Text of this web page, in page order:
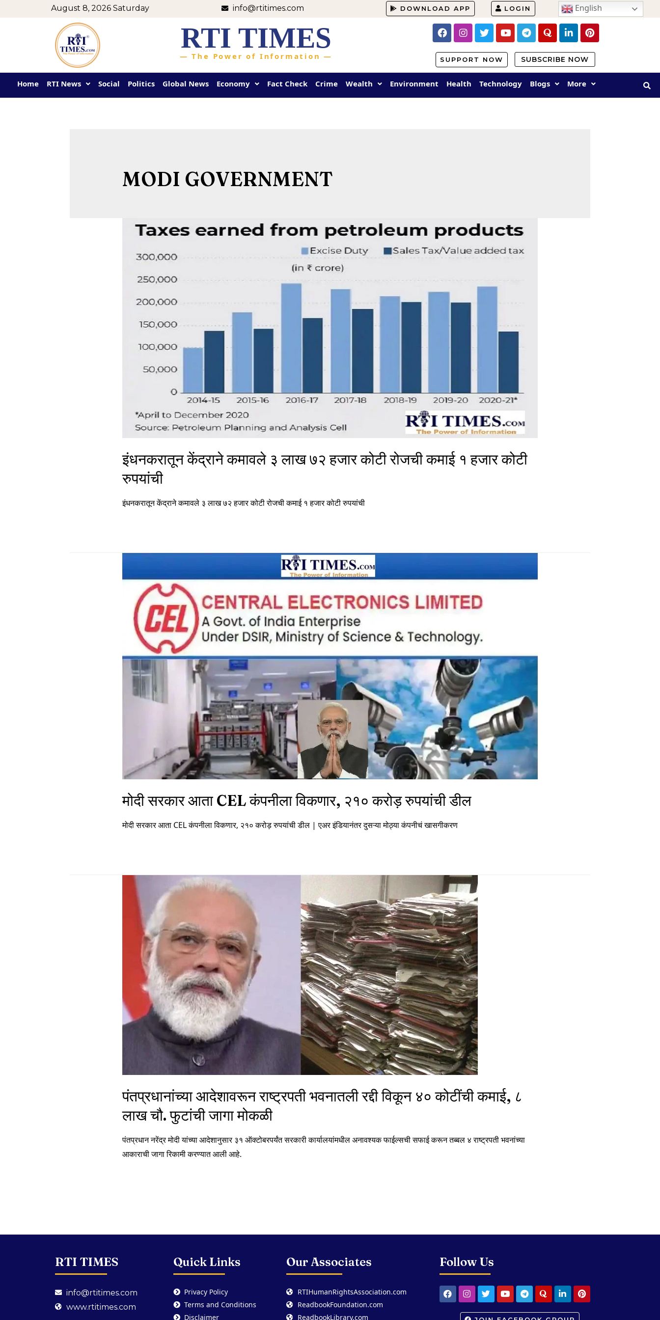
August 8, 2026 Saturday info@rtitimes.com DOWNLOAD APP LOGIN English
RTI TIMES
— The Power of Information — SUPPORT NOW SUBSCRIBE NOW
Home RTI News Social Politics Global News Economy Fact Check Crime Wealth Environment Health Technology Blogs More
MODI GOVERNMENT
इंधनकरातून केंद्राने कमावले ३ लाख ७२ हजार कोटी रोजची कमाई १ हजार कोटी
रुपयांची
इंधनकरातून केंद्राने कमावले ३ लाख ७२ हजार कोटी रोजची कमाई १ हजार कोटी रुपयांची
मोदी सरकार आता CEL कंपनीला विकणार, २१० करोड़ रुपयांची डील
मोदी सरकार आता CEL कंपनीला विकणार, २१० करोड़ रुपयांची डील | एअर इंडियानंतर दुसऱ्या मोठ्या कंपनीचं खासगीकरण
पंतप्रधानांच्या आदेशावरून राष्ट्रपती भवनातली रद्दी विकून ४० कोटींची कमाई, ८
लाख चौ. फुटांची जागा मोकळी
पंतप्रधान नरेंद्र मोदी यांच्या आदेशानुसार ३१ ऑक्टोबरपर्यंत सरकारी कार्यालयांमधील अनावश्यक फाईल्सची सफाई करून तब्बल ४ राष्ट्रपती भवनांच्या
आकाराची जागा रिकामी करण्यात आली आहे.
RTI TIMES
info@rtitimes.com
www.rtitimes.com
Quick Links
Privacy Policy
Terms and Conditions
Disclaimer
Our Associates
RTIHumanRightsAssociation.com
ReadbookFoundation.com
ReadbookLibrary.com
Follow Us